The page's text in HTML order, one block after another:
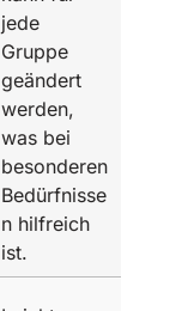
jede
Gruppe
geändert
werden,
was bei
besonderen
Bedürfnisse
n hilfreich
ist.